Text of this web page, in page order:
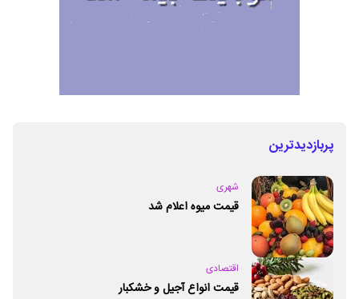
پربازدیدترین
شهری
قیمت میوه اعلام شد
اقتصادی
قیمت انواع آجیل و خشکبار